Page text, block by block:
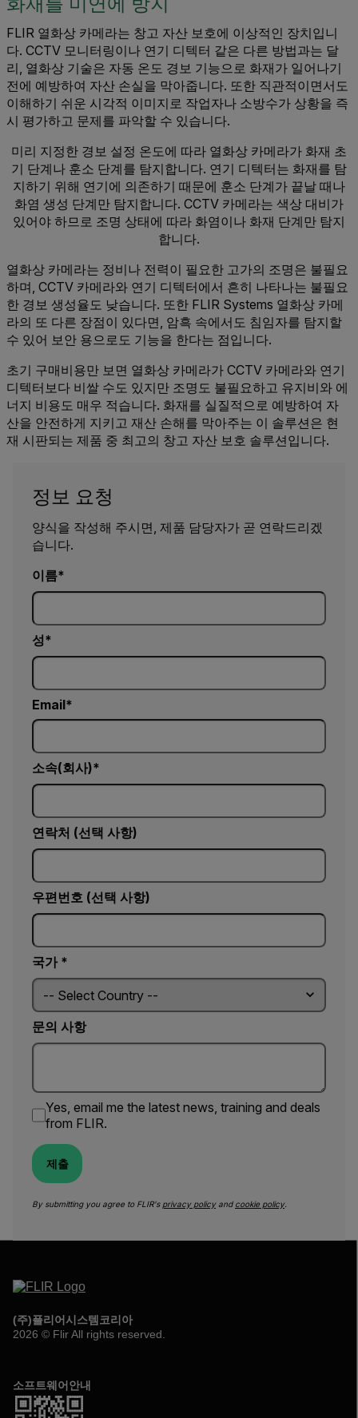
FLIR 열화상 카메라는 창고 자산 보호에 이상적인 장치입니
다. CCTV 모니터링이나 연기 디텍터 같은 다른 방법과는 달
리, 열화상 기술은 자동 온도 경보 기능으로 화재가 일어나기
전에 예방하여 자산 손실을 막아줍니다. 또한 직관적이면서도
이해하기 쉬운 시각적 이미지로 작업자나 소방수가 상황을 즉
시 평가하고 문제를 파악할 수 있습니다.
미리 지정한 경보 설정 온도에 따라 열화상 카메라가 화재 초
기 단계나 훈소 단계를 탐지합니다. 연기 디텍터는 화재를 탐
지하기 위해 연기에 의존하기 때문에 훈소 단계가 끝날 때나
화염 생성 단계만 탐지합니다. CCTV 카메라는 색상 대비가
있어야 하므로 조명 상태에 따라 화염이나 화재 단계만 탐지
합니다.
열화상 카메라는 정비나 전력이 필요한 고가의 조명은 불필요
하며, CCTV 카메라와 연기 디텍터에서 흔히 나타나는 불필요
한 경보 생성율도 낮습니다. 또한 FLIR Systems 열화상 카메
라의 또 다른 장점이 있다면, 암흑 속에서도 침임자를 탐지할
수 있어 보안 용으로도 기능을 한다는 점입니다.
초기 구매비용만 보면 열화상 카메라가 CCTV 카메라와 연기
디텍터보다 비쌀 수도 있지만 조명도 불필요하고 유지비와 에
너지 비용도 매우 적습니다. 화재를 실질적으로 예방하여 자
산을 안전하게 지키고 재산 손해를 막아주는 이 솔루션은 현
재 시판되는 제품 중 최고의 창고 자산 보호 솔루션입니다.
정보 요청
양식을 작성해 주시면, 제품 담당자가 곧 연락드리겠
습니다.
이름
성
Email
소속(회사)
연락처 (선택 사항)
우편번호 (선택 사항)
국가 *
문의 사항
Yes, email me the latest news, training and deals
from FLIR.
제출
By submitting you agree to FLIR's privacy policyand cookie policy.
(주)플리어시스템코리아
2026 © Flir All rights reserved.
소프트웨어안내